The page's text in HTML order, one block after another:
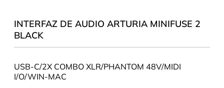
INTERFAZ DE AUDIO ARTURIA MINIFUSE 2
BLACK
USB-C/2X COMBO XLR/PHANTOM 48V/MIDI
I/O/WIN-MAC